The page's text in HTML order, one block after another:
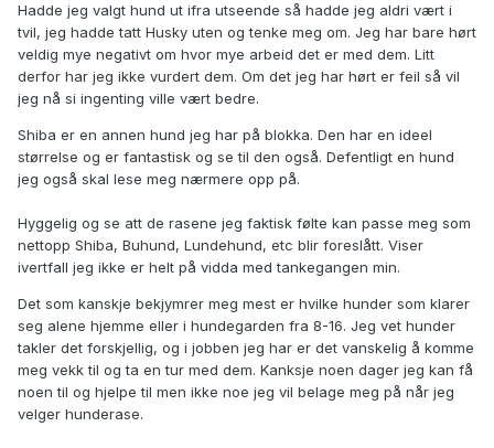
Hadde jeg valgt hund ut ifra utseende så hadde jeg aldri vært i
tvil, jeg hadde tatt Husky uten og tenke meg om. Jeg har bare hørt
veldig mye negativt om hvor mye arbeid det er med dem. Litt
derfor har jeg ikke vurdert dem. Om det jeg har hørt er feil så vil
jeg nå si ingenting ville vært bedre.
Shiba er en annen hund jeg har på blokka. Den har en ideel
størrelse og er fantastisk og se til den også. Defentligt en hund
jeg også skal lese meg nærmere opp på.
Hyggelig og se att de rasene jeg faktisk følte kan passe meg som
nettopp Shiba, Buhund, Lundehund, etc blir foreslått. Viser
ivertfall jeg ikke er helt på vidda med tankegangen min.
Det som kanskje bekjymrer meg mest er hvilke hunder som klarer
seg alene hjemme eller i hundegarden fra 8-16. Jeg vet hunder
takler det forskjellig, og i jobben jeg har er det vanskelig å komme
meg vekk til og ta en tur med dem. Kanksje noen dager jeg kan få
noen til og hjelpe til men ikke noe jeg vil belage meg på når jeg
velger hunderase.